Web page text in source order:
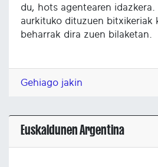
du, hots agentearen
aurkituko dituzuen bitxikeriak
beharrak dira zuen bilaketan.
Gehiago jakin
Euskaldunen Argentina